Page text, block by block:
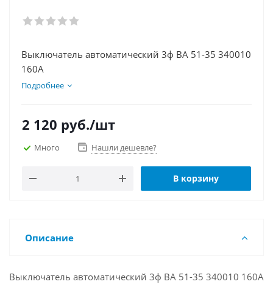
Выключатель автоматический 3ф ВА 51-35 340010
160А
Подробнее
2 120 руб./шт
Много Нашли дешевле?
В корзину
Описание
Выключатель автоматический 3ф ВА 51-35 340010 160А